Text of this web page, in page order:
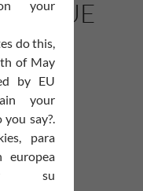
your
do this,
of May
by EU
your
say?.
para
europea
su